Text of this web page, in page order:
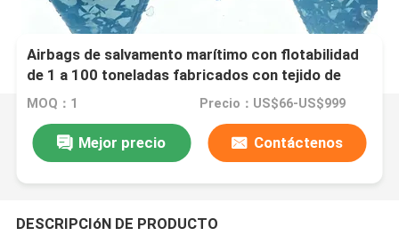
Airbags de salvamento marítimo con flotabilidad
de 1 a 100 toneladas fabricados con tejido de
poliéster recubierto de PVC que cumple con la
MOQ：1 Precio：US$66-US$999
Mejor precio Contáctenos
DESCRIPCIóN DE PRODUCTO